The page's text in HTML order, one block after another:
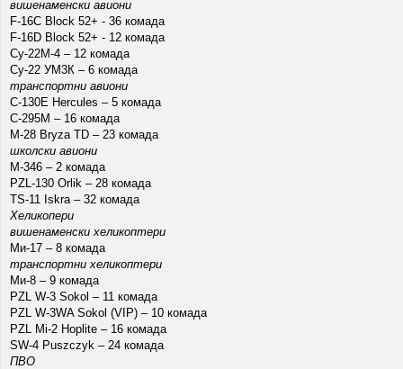
вишенаменски авиони
F-16C Block 52+ - 36 комада
F-16D Block 52+ - 12 комада
Су-22М-4 – 12 комада
Су-22 УМ3К – 6 комада
транспортни авиони
C-130E Hercules – 5 комада
C-295M – 16 комада
M-28 Bryza TD – 23 комада
школски авиони
М-346 – 2 комада
PZL-130 Orlik – 28 комада
TS-11 Iskra – 32 комада
Хеликопери
вишенаменски хеликоптери
Ми-17 – 8 комада
транспортни хеликоптери
Ми-8 – 9 комада
PZL W-3 Sokol – 11 комада
PZL W-3WA Sokol (VIP) – 10 комада
PZL Mi-2 Hoplite – 16 комада
SW-4 Puszczyk – 24 комада
ПВО